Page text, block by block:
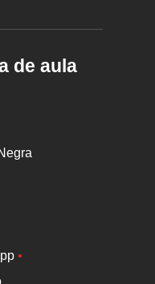
de aula
•